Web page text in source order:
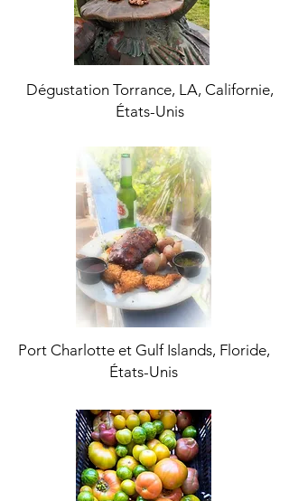
Dégustation Torrance, LA, Californie,
États-Unis
Port Charlotte et Gulf Islands, Floride,
États-Unis